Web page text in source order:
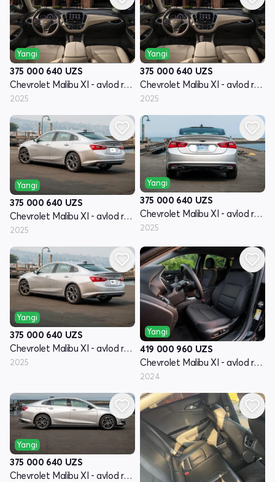
Yangi
375 000 640 UZS
Chevrolet Malibu XI - avlod restyling
2025
Yangi
375 000 640 UZS
Chevrolet Malibu XI - avlod restyling
2025
Yangi
375 000 640 UZS
Chevrolet Malibu XI - avlod restyling
2025
Yangi
375 000 640 UZS
Chevrolet Malibu XI - avlod restyling
2025
Yangi
375 000 640 UZS
Chevrolet Malibu XI - avlod restyling
2025
Yangi
419 000 960 UZS
Chevrolet Malibu XI - avlod restyling
2024
Yangi
375 000 640 UZS
Chevrolet Malibu XI - avlod restyling